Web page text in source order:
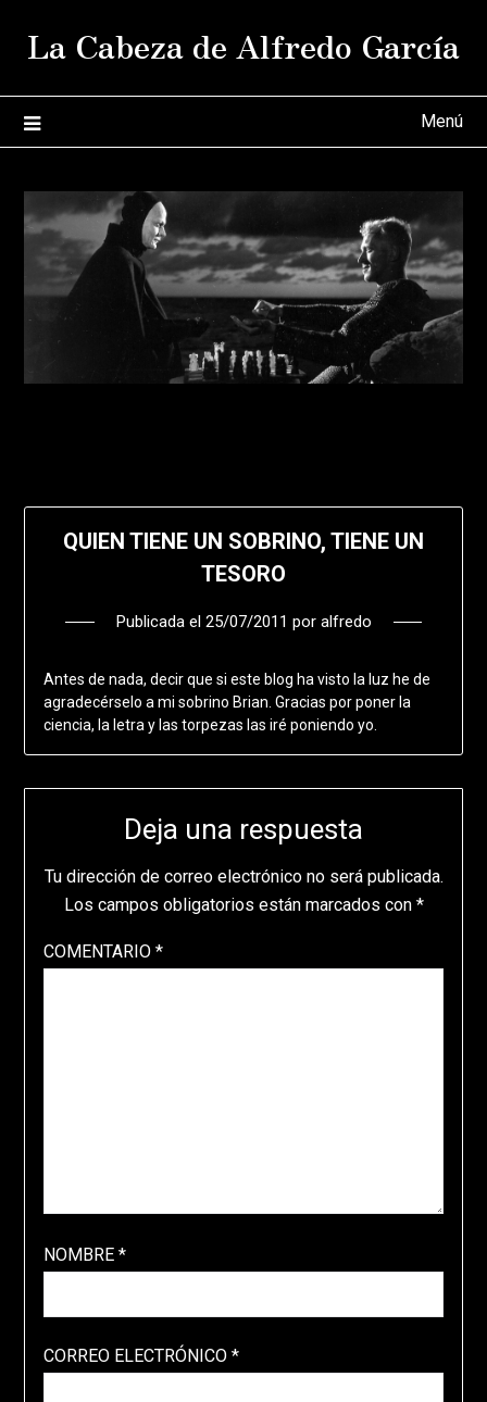
La Cabeza de Alfredo García
Menú
QUIEN TIENE UN SOBRINO, TIENE UN
TESORO
Publicada el 25/07/2011 por alfredo
Antes de nada, decir que si este blog ha visto la luz he de
agradecérselo a mi sobrino Brian. Gracias por poner la
ciencia, la letra y las torpezas las iré poniendo yo.
Deja una respuesta
Tu dirección de correo electrónico no será publicada.
Los campos obligatorios están marcados con *
COMENTARIO *
NOMBRE *
CORREO ELECTRÓNICO *